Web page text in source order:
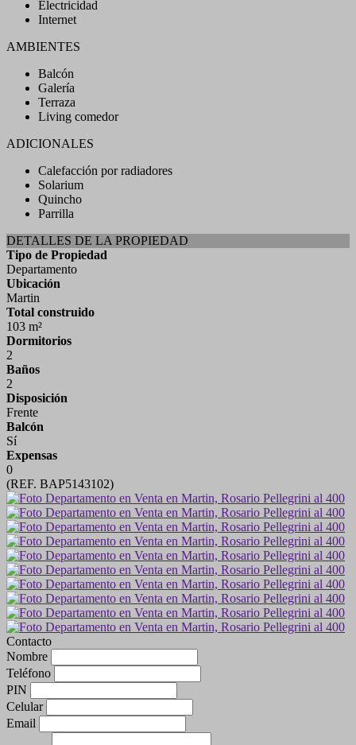
Electricidad
Internet
AMBIENTES
Balcón
Galería
Terraza
Living comedor
ADICIONALES
Calefacción por radiadores
Solarium
Quincho
Parrilla
DETALLES DE LA PROPIEDAD
Tipo de Propiedad
Departamento
Ubicación
Martin
Total construido
103 m²
Dormitorios
2
Baños
2
Disposición
Frente
Balcón
Sí
Expensas
0
(REF. BAP5143102)
Contacto
Nombre
Teléfono
PIN
Celular
Email